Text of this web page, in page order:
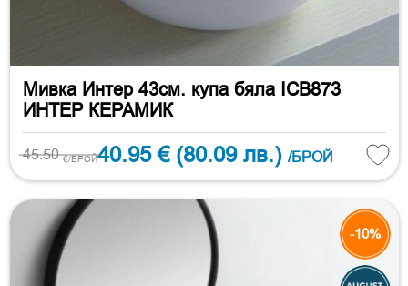
Мивка Интер 43см. купа бяла ICB873
ИНТЕР КЕРАМИК
45.50€/БРОЙ40.95 € (80.09 лв.) /БРОЙ
-10%